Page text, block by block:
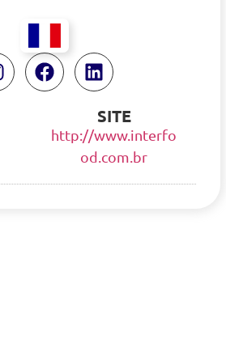
SITE
http://www.interfo
od.com.br